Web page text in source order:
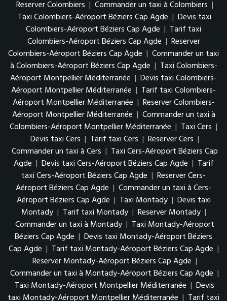
Reserver Colombiers | Commander un taxi à Colombiers |
Taxi Colombiers-Aéroport Béziers Cap Agde | Devis taxi
Colombiers-Aéroport Béziers Cap Agde | Tarif taxi
Colombiers-Aéroport Béziers Cap Agde | Reserver
Colombiers-Aéroport Béziers Cap Agde | Commander un taxi
à Colombiers-Aéroport Béziers Cap Agde | Taxi Colombiers-
Aéroport Montpellier Méditerranée | Devis taxi Colombiers-
Aéroport Montpellier Méditerranée | Tarif taxi Colombiers-
Aéroport Montpellier Méditerranée | Reserver Colombiers-
Aéroport Montpellier Méditerranée | Commander un taxi à
Colombiers-Aéroport Montpellier Méditerranée | Taxi Cers |
Devis taxi Cers | Tarif taxi Cers | Reserver Cers |
Commander un taxi à Cers | Taxi Cers-Aéroport Béziers Cap
Agde | Devis taxi Cers-Aéroport Béziers Cap Agde | Tarif
taxi Cers-Aéroport Béziers Cap Agde | Reserver Cers-
Aéroport Béziers Cap Agde | Commander un taxi à Cers-
Aéroport Béziers Cap Agde | Taxi Montady | Devis taxi
Montady | Tarif taxi Montady | Reserver Montady |
Commander un taxi à Montady | Taxi Montady-Aéroport
Béziers Cap Agde | Devis taxi Montady-Aéroport Béziers
Cap Agde | Tarif taxi Montady-Aéroport Béziers Cap Agde |
Reserver Montady-Aéroport Béziers Cap Agde |
Commander un taxi à Montady-Aéroport Béziers Cap Agde |
Taxi Montady-Aéroport Montpellier Méditerranée | Devis
taxi Montady-Aéroport Montpellier Méditerranée | Tarif taxi